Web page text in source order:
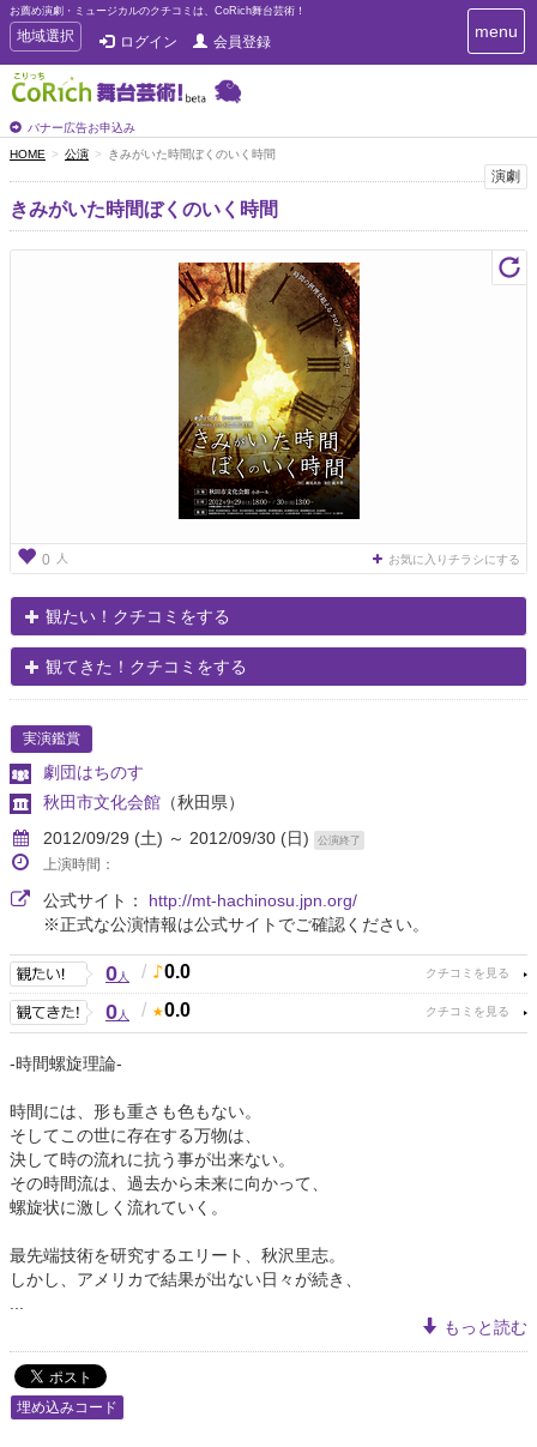
お薦め演劇・ミュージカルのクチコミは、CoRich舞台芸術！
T
o
g
g
e
n
a
v
i
地域選択 ログイン 会員登録
バナー広告お申込み
T
o
i
menu
HOME 公演 きみがいた時間ぼくのいく時間
演劇
きみがいた時間ぼくのいく時間
0 人 お気に入りチラシにする
観たい！クチコミをする
観てきた！クチコミをする
実演鑑賞
劇団はちのす
秋田市文化会館 （秋田県）
2012/09/29 (土) ～ 2012/09/30 (日)
公演終了
上演時間：
公式サイト： http://mt-hachinosu.jpn.org/
※正式な公演情報は公式サイトでご確認ください。
0人 / 0.0
0人 / 0.0
-時間螺旋理論-
時間には、形も重さも色もない。
そしてこの世に存在する万物は、
決して時の流れに抗う事が出来ない。
その時間流は、過去から未来に向かって、
螺旋状に激しく流れていく。
最先端技術を研究するエリート、秋沢里志。
しかし、アメリカで結果が出ない日々が続き、
もっと読む
埋め込みコード